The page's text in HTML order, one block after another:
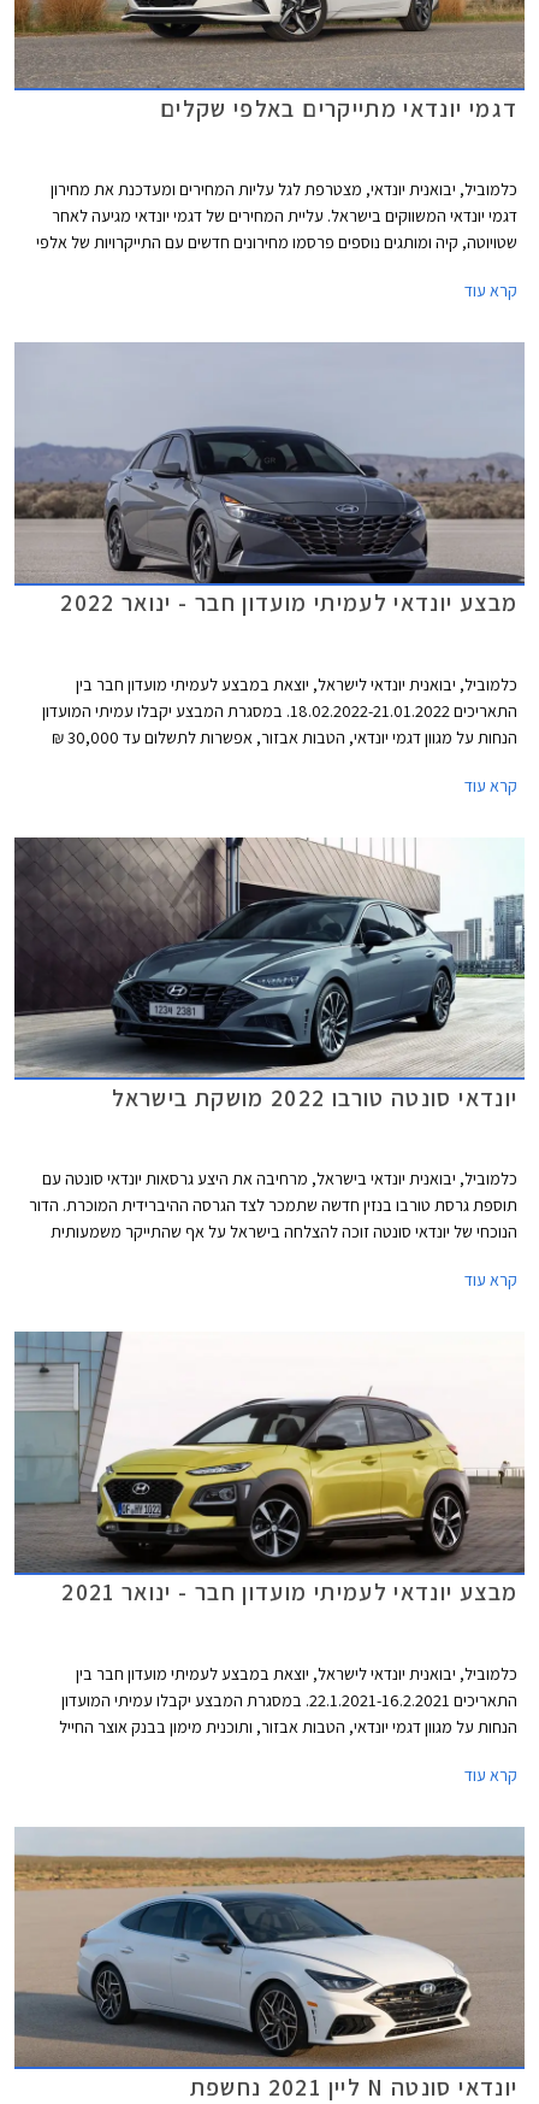
דגמי יונדאי מתייקרים באלפי שקלים
כלמוביל, יבואנית יונדאי, מצטרפת לגל עליות המחירים ומעדכנת את מחירון
דגמי יונדאי המשווקים בישראל. עליית המחירים של דגמי יונדאי מגיעה לאחר
שטויוטה, קיה ומותגים נוספים פרסמו מחירונים חדשים עם התייקרויות של אלפי
קרא עוד
מבצע יונדאי לעמיתי מועדון חבר - ינואר 2022
כלמוביל, יבואנית יונדאי לישראל, יוצאת במבצע לעמיתי מועדון חבר בין
התאריכים 18.02.2022-21.01.2022. במסגרת המבצע יקבלו עמיתי המועדון
הנחות על מגוון דגמי יונדאי, הטבות אבזור, אפשרות לתשלום עד 30,000 ₪
ריבית אטרקטיביים. בנוסף תוצע הלוואה בתנאים מועדפים במסגרת תכנית
ייערך בכל אולמות התצוגה של יונדאי ברחבי הארץ.
קרא עוד
יונדאי סונטה טורבו 2022 מושקת בישראל
כלמוביל, יבואנית יונדאי בישראל, מרחיבה את היצע גרסאות יונדאי סונטה עם
תוספת גרסת טורבו בנזין חדשה שתמכר לצד הגרסה ההיברידית המוכרת. הדור
הנוכחי של יונדאי סונטה זוכה להצלחה בישראל על אף שהתייקר משמעותית
קרא עוד
מבצע יונדאי לעמיתי מועדון חבר - ינואר 2021
כלמוביל, יבואנית יונדאי לישראל, יוצאת במבצע לעמיתי מועדון חבר בין
התאריכים 22.1.2021-16.2.2021. במסגרת המבצע יקבלו עמיתי המועדון
הנחות על מגוון דגמי יונדאי, הטבות אבזור, ותוכנית מימון בבנק אוצר החייל
תכנית המימון חבר ליס. המבצע ייערך בכל אולמות התצוגה של יונדאי ברחבי
קרא עוד
יונדאי סונטה N ליין 2021 נחשפת